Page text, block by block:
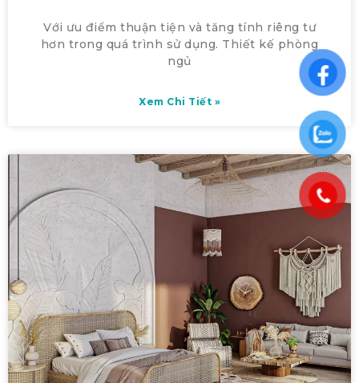
Với ưu điểm thuận tiện và tăng tính riêng tư
hơn trong quá trình sử dụng. Thiết kế phòng
ngủ
Xem Chi Tiết »